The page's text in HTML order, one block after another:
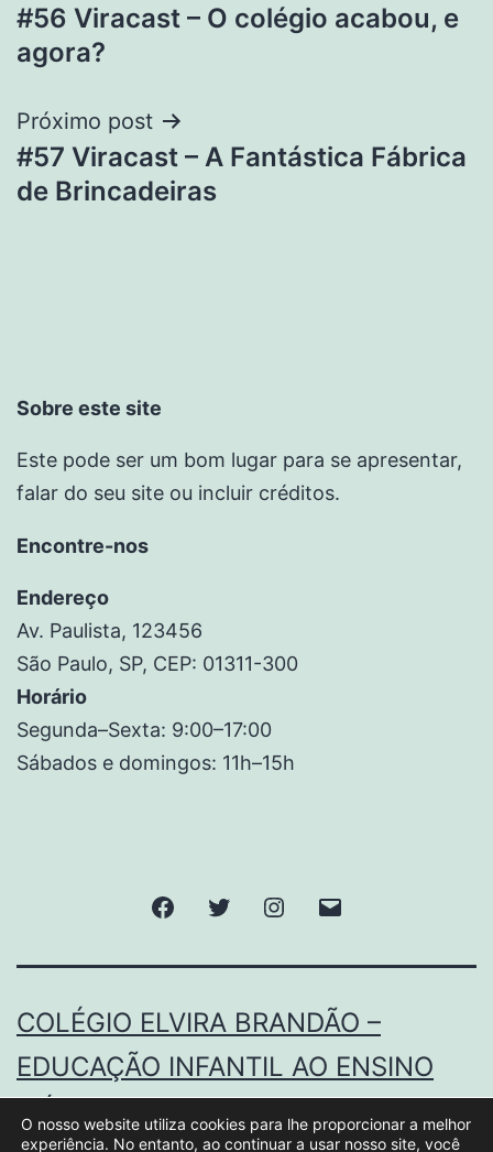
#56 Viracast – O colégio acabou, e
agora?
Próximo post
#57 Viracast – A Fantástica Fábrica
de Brincadeiras
Sobre este site
Este pode ser um bom lugar para se apresentar,
falar do seu site ou incluir créditos.
Encontre-nos
Endereço
Av. Paulista, 123456
São Paulo, SP, CEP: 01311-300
Horário
Segunda–Sexta: 9:00–17:00
Sábados e domingos: 11h–15h
COLÉGIO ELVIRA BRANDÃO –
EDUCAÇÃO INFANTIL AO ENSINO
MÉDIO.
O nosso website utiliza cookies para lhe proporcionar a melhor
experiência. No entanto, ao continuar a usar nosso site, você